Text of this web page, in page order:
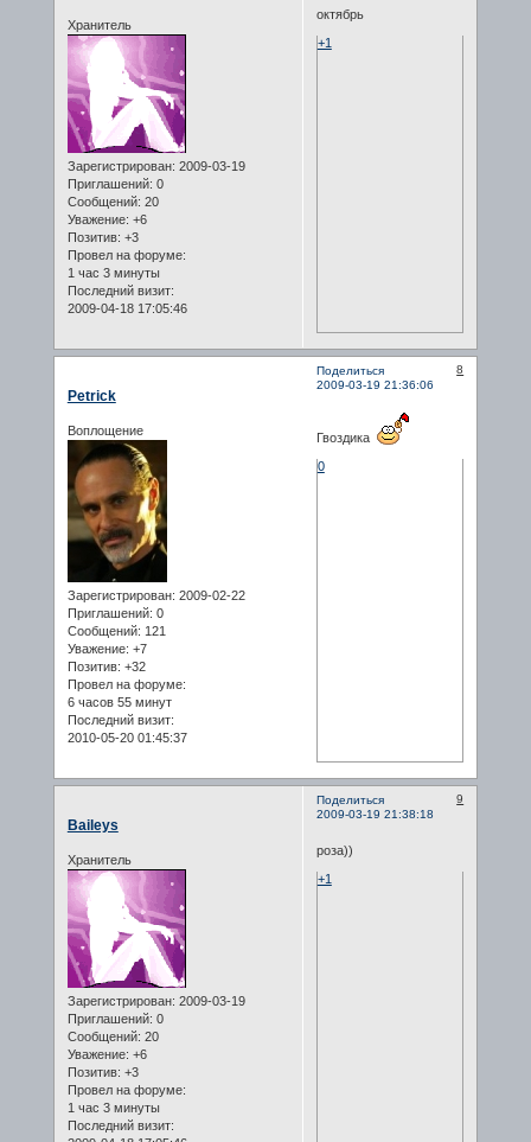
Хранитель
Зарегистрирован: 2009-03-19
Приглашений: 0
Сообщений: 20
Уважение: +6
Позитив: +3
Провел на форуме:
1 час 3 минуты
Последний визит:
2009-04-18 17:05:46
октябрь
+1
Поделиться
8
2009-03-19 21:36:06
Petrick
Воплощение
Зарегистрирован: 2009-02-22
Приглашений: 0
Сообщений: 121
Уважение: +7
Позитив: +32
Провел на форуме:
6 часов 55 минут
Последний визит:
2010-05-20 01:45:37
Гвоздика
0
Поделиться
9
2009-03-19 21:38:18
Baileys
Хранитель
Зарегистрирован: 2009-03-19
Приглашений: 0
Сообщений: 20
Уважение: +6
Позитив: +3
Провел на форуме:
1 час 3 минуты
Последний визит:
роза))
+1